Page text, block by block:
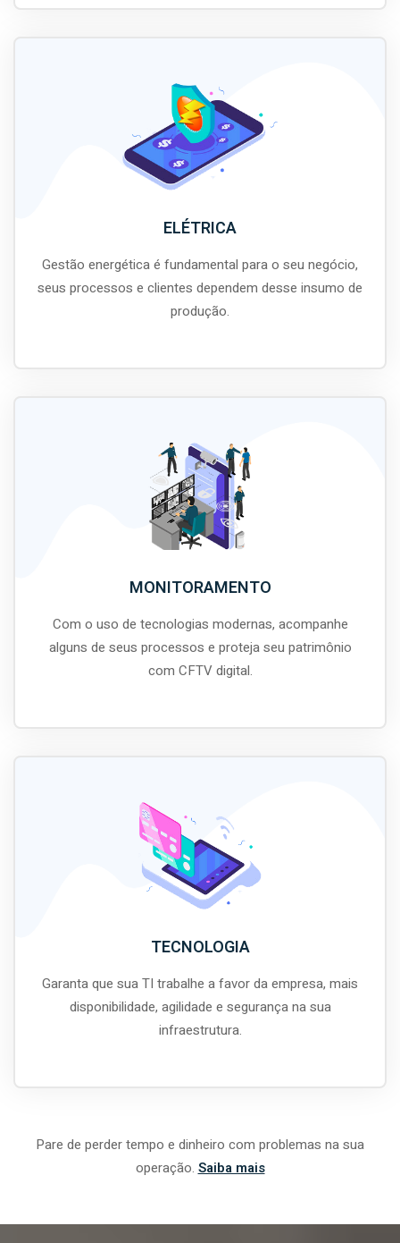
ELÉTRICA
Gestão energética é fundamental para o seu negócio,
seus processos e clientes dependem desse insumo de
produção.
MONITORAMENTO
Com o uso de tecnologias modernas, acompanhe
alguns de seus processos e proteja seu patrimônio
com CFTV digital.
TECNOLOGIA
Garanta que sua TI trabalhe a favor da empresa, mais
disponibilidade, agilidade e segurança na sua
infraestrutura.
Pare de perder tempo e dinheiro com problemas na sua
operação. Saiba mais